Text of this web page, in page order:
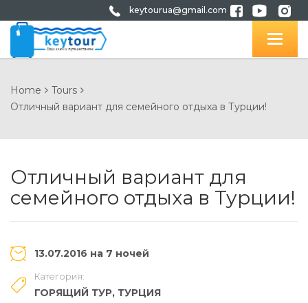
keytourua@gmail.com
Home
Tours
Отличный вариант для семейного отдыха в Турции!
Отличный вариант для
семейного отдыха в Турции!
13.07.2016 на 7 ночей
Категория:
ГОРЯЩИЙ ТУР, ТУРЦИЯ